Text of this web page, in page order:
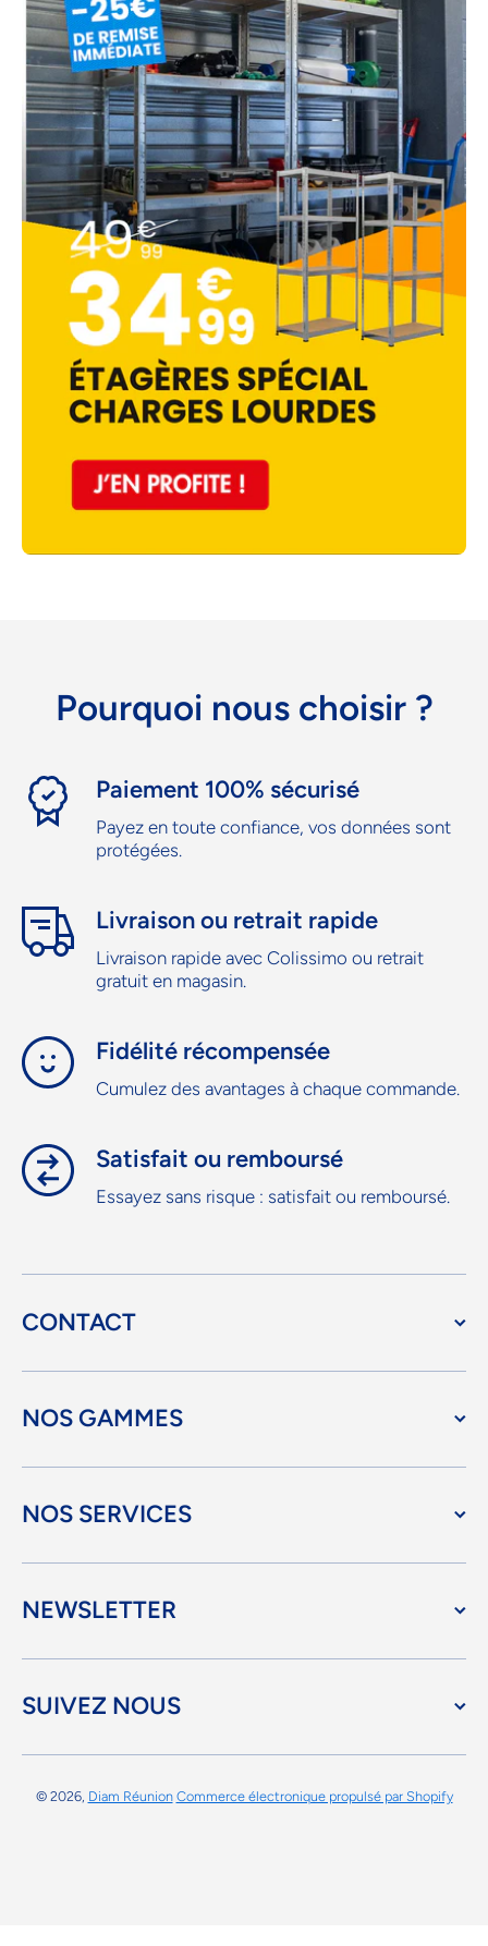
Pourquoi nous choisir ?
Paiement 100% sécurisé
Payez en toute confiance, vos données sont
protégées.
Livraison ou retrait rapide
Livraison rapide avec Colissimo ou retrait
gratuit en magasin.
Fidélité récompensée
Cumulez des avantages à chaque commande.
Satisfait ou remboursé
Essayez sans risque : satisfait ou remboursé.
CONTACT
NOS GAMMES
NOS SERVICES
NEWSLETTER
SUIVEZ NOUS
© 2026, Diam Réunion Commerce électronique propulsé par Shopify